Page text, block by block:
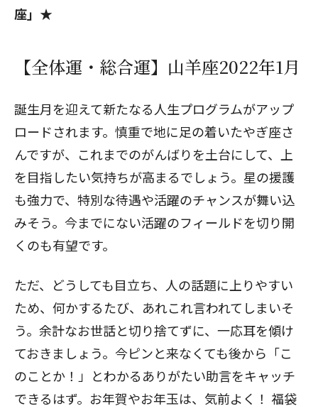
座」★
【全体運・総合運】山羊座2022年1月
誕生月を迎えて新たなる人生プログラムがアップ
ロードされます。慎重で地に足の着いたやぎ座さ
んですが、これまでのがんばりを土台にして、上
を目指したい気持ちが高まるでしょう。星の援護
も強力で、特別な待遇や活躍のチャンスが舞い込
みそう。今までにない活躍のフィールドを切り開
くのも有望です。
ただ、どうしても目立ち、人の話題に上りやすい
ため、何かするたび、あれこれ言われてしまいそ
う。余計なお世話と切り捨てずに、一応耳を傾け
ておきましょう。今ピンと来なくても後から「こ
のことか！」とわかるありがたい助言をキャッチ
できるはず。お年賀やお年玉は、気前よく！ 福袋